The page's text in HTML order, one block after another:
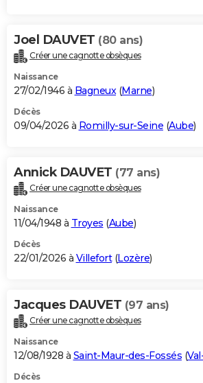
Carte de Noël
Carte Bonne année
Carte Saint-Valentin
Carte Pâques
Carte d'anniversaire
DICTIONNAIRE
Dictionnaire
Biographies
Citations
Expressions
Proverbes
PROGRAMME TV
S'inscrire
Se connecter
Lycées
Collèges
Primaires
Universités
Entreprises
Service militaire
Avis de recherche
AVIS DE DÉCÈS
Bricolage
Lifestyle
Culture
Sport
Auto
Television
Voyage
Cinema
Joel DAUVET (80 ans)
Créer une cagnotte obsèques
Naissance
27/02/1946 à Bagneux(Marne)
Décès
09/04/2026 à Romilly-sur-Seine (Aube)
Annick DAUVET (77 ans)
Créer une cagnotte obsèques
Naissance
11/04/1948 à Troyes (Aube)
Décès
22/01/2026 à Villefort(Lozère)
Jacques DAUVET (97 ans)
Créer une cagnotte obsèques
Naissance
12/08/1928 à Saint-Maur-des-Fossés (
Décès